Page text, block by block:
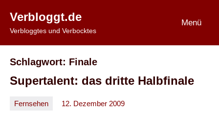
Inhalt
springen
Verbloggt.de
Verbloggtes und Verbocktes
Menü
Schlagwort: Finale
Supertalent: das dritte Halbfinale
Fernsehen 12. Dezember 2009